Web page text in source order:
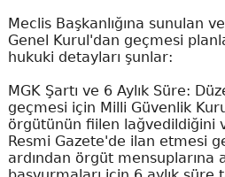
Meclis Başkanlığına sunulan
Genel Kurul'dan geçmesi
hukuki detayları şunlar:
MGK Şartı ve 6 Aylık Süre:
geçmesi için Milli Güvenlik
örgütünün fiilen lağvedildiğini
Resmi Gazete'de ilan etmesi
ardından örgüt mensuplarına